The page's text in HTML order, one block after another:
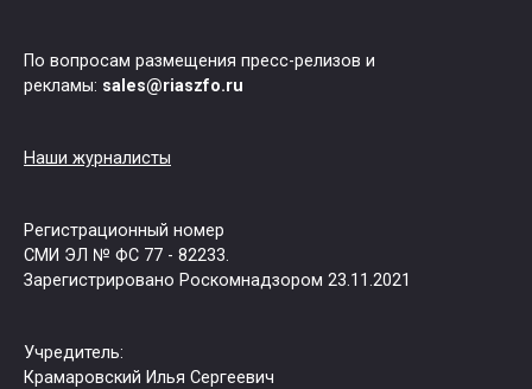
По вопросам размещения пресс-релизов и
рекламы: sales@riaszfo.ru
Наши журналисты
Регистрационный номер
СМИ ЭЛ № ФС 77 - 82233.
Зарегистрировано Роскомнадзором 23.11.2021
Учредитель:
Крамаровский Илья Сергеевич